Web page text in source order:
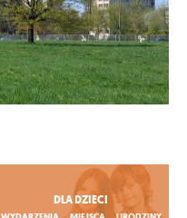
DLA DZIECI